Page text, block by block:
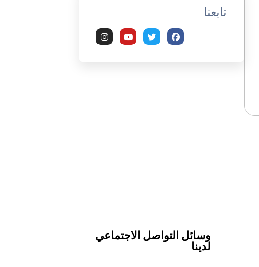
تابعنا
وسائل التواصل الاجتماعي
لدينا